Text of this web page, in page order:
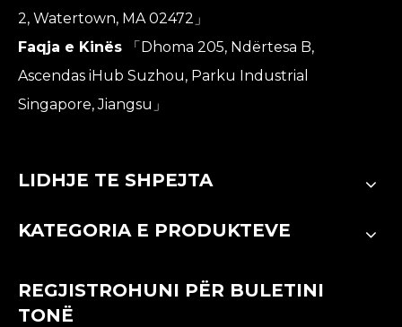
2, Watertown, MA 02472」
Faqja e Kinës
「Dhoma 205, Ndërtesa B,
Ascendas iHub Suzhou, Parku Industrial
Singapore, Jiangsu」
LIDHJE TE SHPEJTA
KATEGORIA E PRODUKTEVE
REGJISTROHUNI PËR BULETINI
TONË